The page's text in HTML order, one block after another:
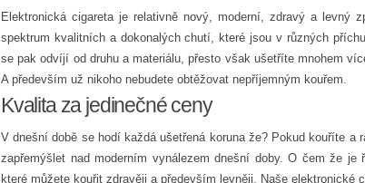
Elektronická cigareta je relativně nový, moderní, zdravý a levný
spektrum kvalitních a dokonalých chutí, které jsou v různých
se pak odvíjí od druhu a materiálu, přesto však ušetříte mnohem
A především už nikoho nebudete obtěžovat nepříjemným kouřem.
Kvalita za jedinečné ceny
V dnešní době se hodí každá ušetřená koruna že? Pokud kouříte a
zapřemýšlet nad moderním vynálezem dnešní doby. O čem že
které můžete kouřit zdravěji a především levněji. Naše